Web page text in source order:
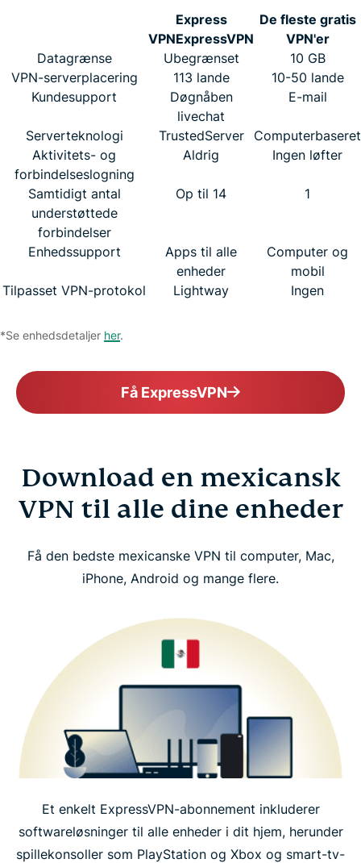
Express
VPNExpressVPN
De fleste gratis
VPN'er
Datagrænse
Ubegrænset
10 GB
VPN-serverplacering
113 lande
10-50 lande
Kundesupport
Døgnåben
livechat
E-mail
Serverteknologi TrustedServer
Computerbaseret
Aktivitets- og
forbindelseslogning
Aldrig Ingen løfter
Samtidigt antal
understøttede
forbindelser
Op til 14 1
Enhedssupport
Apps til alle
enheder
Computer og
mobil
Tilpasset VPN-protokol
Lightway Ingen
*Se enhedsdetaljer her.
Få ExpressVPN
Download en mexicansk
VPN til alle dine enheder
Få den bedste mexicanske VPN til computer, Mac,
iPhone, Android og mange flere.
Et enkelt ExpressVPN-abonnement inkluderer
softwareløsninger til alle enheder i dit hjem, herunder
spillekonsoller som PlayStation og Xbox og smart-tv-